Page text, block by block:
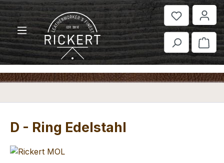
Zum Hauptinhalt springen
D - Ring Edelstahl